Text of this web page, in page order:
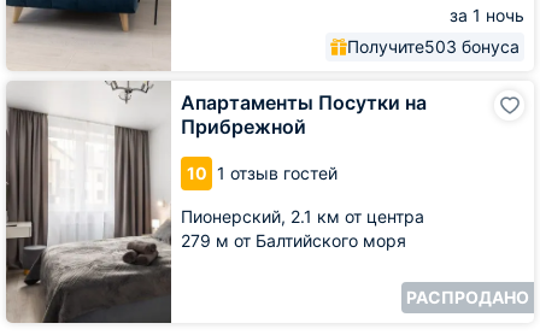
за 1 ночь
Получите503 бонуса
Апартаменты Посутки на
Прибрежной
10 1 отзыв гостей
Пионерский, 2.1 км от центра
279 м от Балтийского моря
РАСПРОДАНО
Апартаменты
Посутки
на
Прибрежной